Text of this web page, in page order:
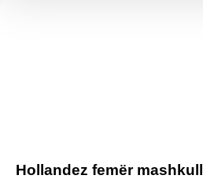
Hollandez femër mashkull